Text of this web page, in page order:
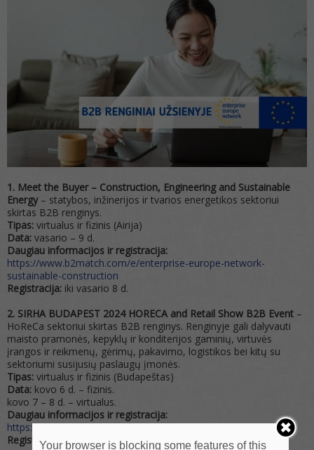
1. Meet the Buyer – Construction, Engineering and Sustainable
Energy– statybos, inžinerijos ir tvarios energetikos sektoriui
skirtas B2B renginys.
Tipas: virtualus ir fizinis (Airija)
Data: vasario – 9 d.
Daugiau informacijos ir registracija:
https://www.b2match.com/e/enterprise-europe-network-
sustainable-construction
Registracija: iki vasario 8 d.
2. SIRHA BUDAPEST 2024 HORECA and Retail Show B2B Event –
HoReCa sektoriui skirtas B2B renginys. Renginyje gali dalyvauti
maisto pramonės, kepyklų ir konditerijos gaminių, virtuvės
įrangos ir reikmenų, gėrimų, pakavimo, logistikos bei kitų su
sektoriumi susijusių paslaugų įmonės.
Tipas: virtualus ir fizinis (Budapeštas)
Data: kovo 6 d. – fizinis.
kovo 7 – 8 d. – virtualus.
Daugiau informacijos ir registracija:
https://www.b2match.com/e/sirha-2024-b2b-event
Registracija:
iki kovo 5 d.
Your browser is blocking some features of this